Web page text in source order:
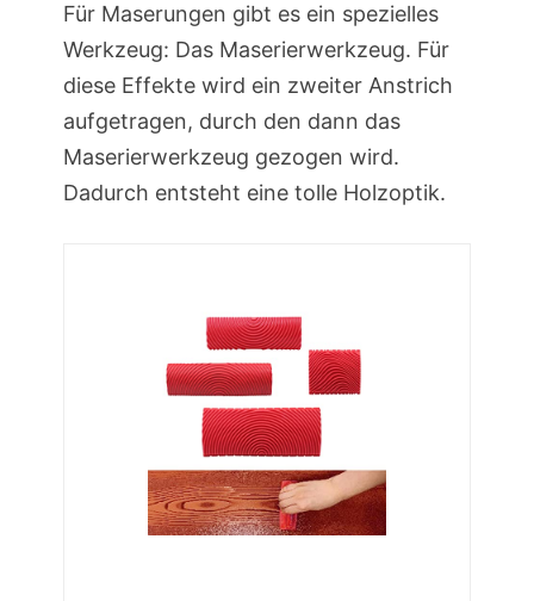
Für Maserungen gibt es ein spezielles
Werkzeug: Das Maserierwerkzeug. Für
diese Effekte wird ein zweiter Anstrich
aufgetragen, durch den dann das
Maserierwerkzeug gezogen wird.
Dadurch entsteht eine tolle Holzoptik.